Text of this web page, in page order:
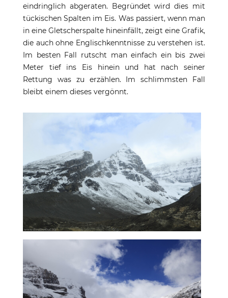
eindringlich abgeraten. Begründet wird dies mit
tückischen Spalten im Eis. Was passiert, wenn man
in eine Gletscherspalte hineinfällt, zeigt eine Grafik,
die auch ohne Englischkenntnisse zu verstehen ist.
Im besten Fall rutscht man einfach ein bis zwei
Meter tief ins Eis hinein und hat nach seiner
Rettung was zu erzählen. Im schlimmsten Fall
bleibt einem dieses vergönnt.